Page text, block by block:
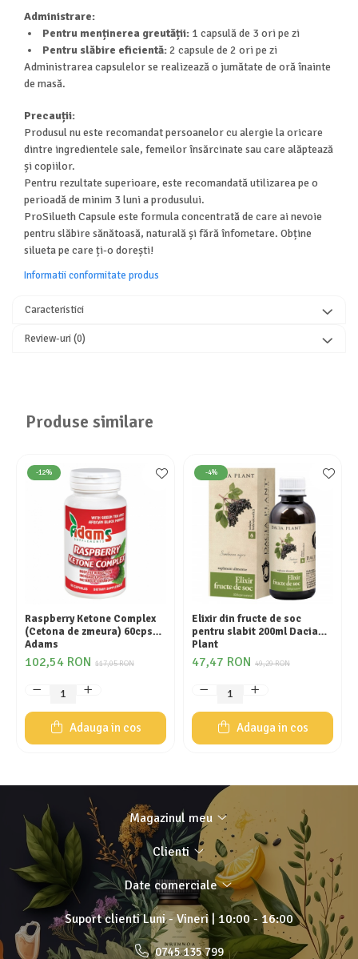
Administrare:
Pentru menținerea greutății: 1 capsulă de 3 ori pe zi
Pentru slăbire eficientă:2 capsule de 2 ori pe zi
Administrarea capsulelor se realizează o jumătate de oră înainte
de masă.
Precauții:
Produsul nu este recomandat persoanelor cu alergie la oricare
dintre ingredientele sale, femeilor însărcinate sau care alăptează
și copiilor.
Pentru rezultate superioare, este recomandată utilizarea pe o
perioadă de minim 3 luni a produsului.
ProSilueth Capsule este formula concentrată de care ai nevoie
pentru slăbire sănătoasă, naturală și fără înfometare. Obține
silueta pe care ți-o dorești!
Informatii conformitate produs
Caracteristici
Review-uri(0)
Produse similare
-12%
Raspberry Ketone Complex
(Cetona de zmeura) 60cps
Adams
117,05 RON
102,54 RON
Adauga in cos
-4%
Elixir din fructe de soc
pentru slabit 200ml Dacia
Plant
49,29 RON
47,47 RON
Adauga in cos
Magazinul meu
Clienti
Date comerciale
Suport clientiLuni - Vineri | 10:00 - 16:00
0745 135 799